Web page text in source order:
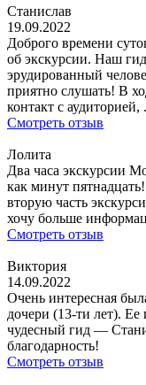
Станислав
19.09.2022
Доброго времени
об экскурсии. Наш
эрудированный
приятно слушать! В
контакт с аудиторией,
Смотреть отзыв
Лолита
Два часа экскурсии
как минут
вторую часть
хочу больше
Смотреть отзыв
Виктория
14.09.2022
Очень интересная
дочери (13-ти лет).
чудесный гид —
благодарность!
Смотреть отзыв